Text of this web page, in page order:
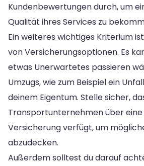
Kundenbewertungen durch, um
Qualität ihres Services zu
Ein weiteres wichtiges Kriterium
von Versicherungsoptionen. Es
etwas Unerwartetes passieren
Umzugs, wie zum Beispiel ein
deinem Eigentum. Stelle sicher,
Transportunternehmen über
Versicherung verfügt, um
abzudecken.
Außerdem solltest du darauf